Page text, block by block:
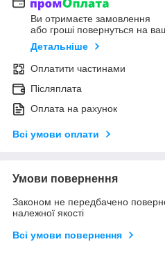
Ви отримаєте замовлення
або гроші повернуться на
Детальніше
Оплатити частинами
Післяплата
Оплата на рахунок
Всі умови оплати
Умови повернення
Законом не передбачено
належної якості
Всі умови повернення